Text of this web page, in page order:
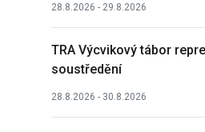
28.8.2026 - 29.8.2026
TRA Výcvikový tábor
soustředění
28.8.2026 - 30.8.2026